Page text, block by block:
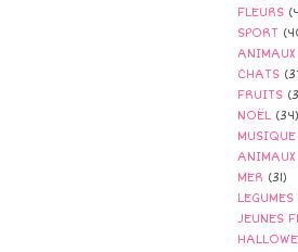
FLEURS
SPORT
ANIMAUX
CHATS
FRUITS
NOËL (34)
MUSIQUE
MER (31)
LEGUMES
JEUNES